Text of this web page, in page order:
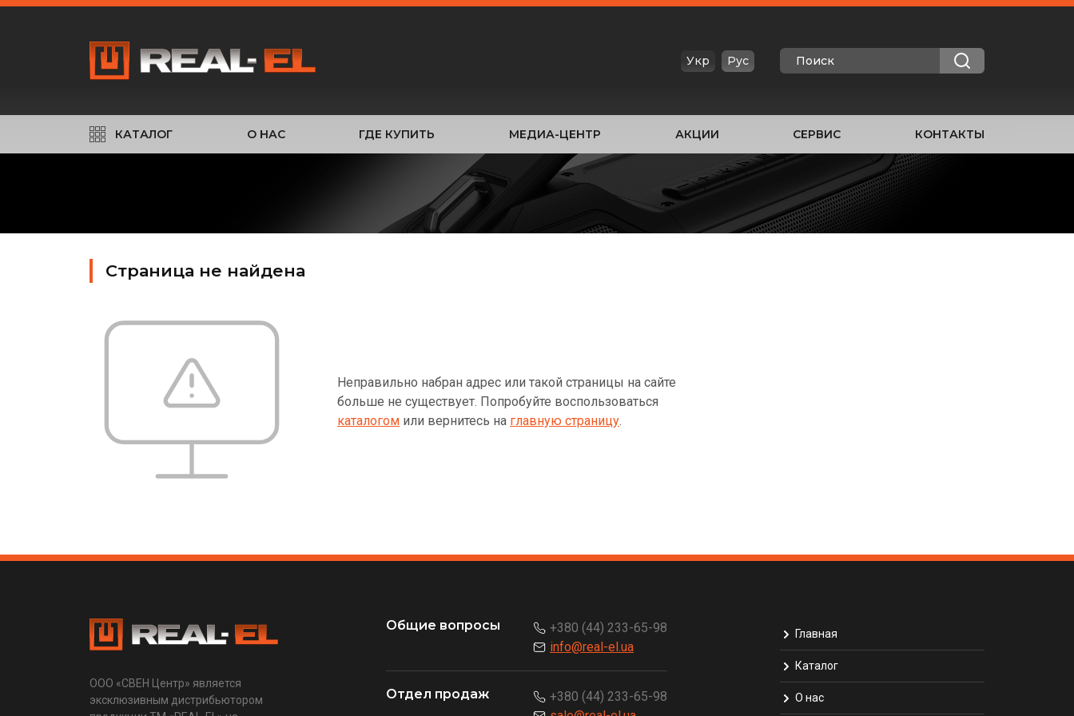
Укр Рус
КАТАЛОГ О НАС ГДЕ КУПИТЬ МЕДИА-ЦЕНТР АКЦИИ СЕРВИС КОНТАКТЫ
Страница не найдена
Неправильно набран адрес или такой страницы на сайте
больше не существует. Попробуйте воспользоваться
каталогом или вернитесь на главную страницу.
ООО «СВЕН Центр» является
эксклюзивным дистрибьютором
Общие вопросы
+380 (44) 233-65-98
info@real-el.ua
Отдел продаж
+380 (44) 233-65-98
Главная
Каталог
О нас